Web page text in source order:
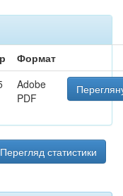
Формат
Adobe
PDF
Перегляд статистики